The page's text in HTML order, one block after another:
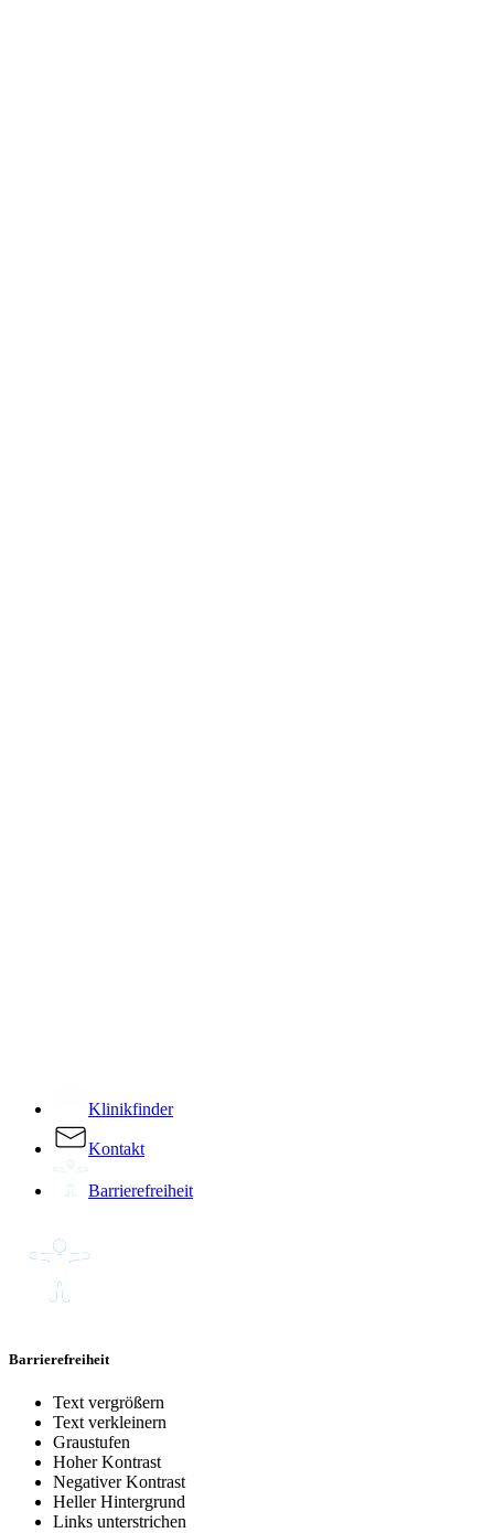
Klinikfinder
Kontakt
Barrierefreiheit
Barrierefreiheit
Text vergrößern
Text verkleinern
Graustufen
Hoher Kontrast
Negativer Kontrast
Heller Hintergrund
Links unterstrichen